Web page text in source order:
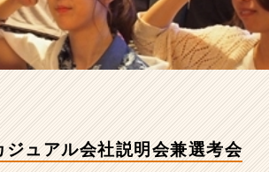
ン
テ
テ
タ
イ
ュアル会社説明会兼選考会